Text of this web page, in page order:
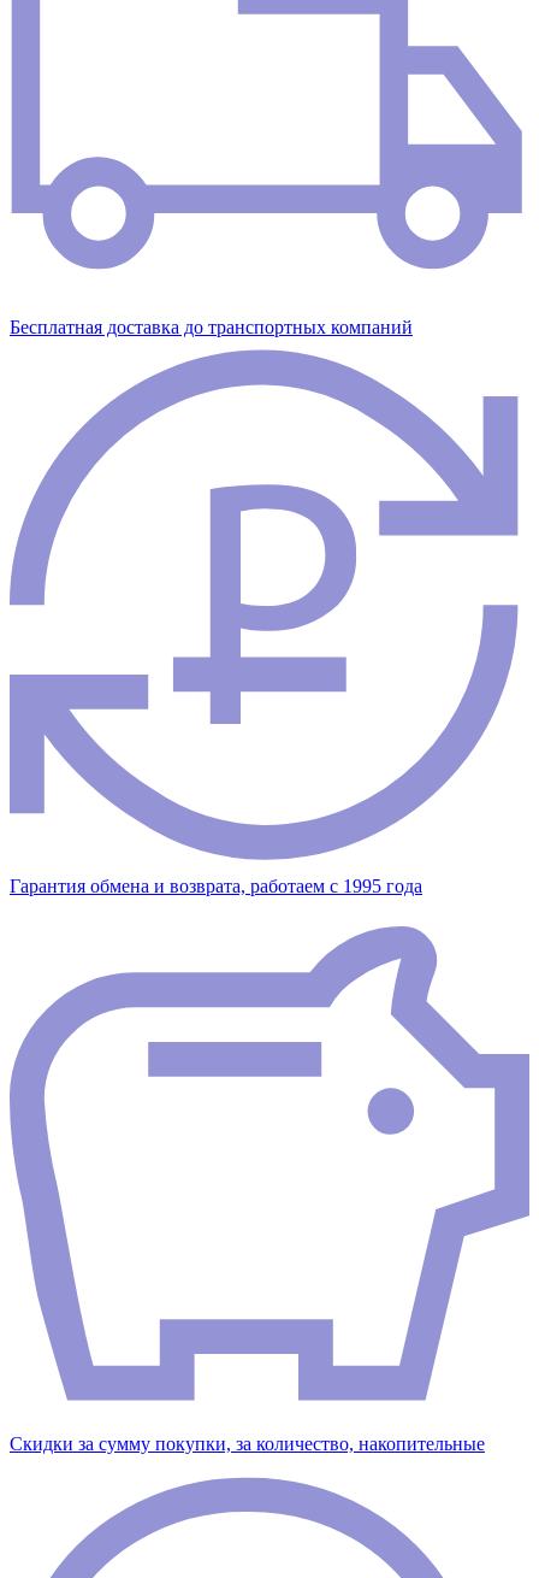
Бесплатная доставка до транспортных компаний
Гарантия обмена и возврата, работаем с 1995 года
Скидки за сумму покупки, за количество, накопительные